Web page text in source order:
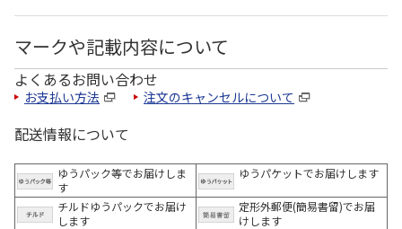
マークや記載内容について
よくあるお問い合わせ
お支払い方法 注文のキャンセルについて
配送情報について
ゆうパック等でお届けしま
す
ゆうパケットでお届けします
チルドゆうパックでお届け
します
定形外郵便(簡易書留)でお届
けします